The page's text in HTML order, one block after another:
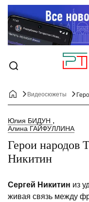
Видеосюжеты
Юлия БИДУН
Алина ГАЙФУЛЛИНА
Герои народов
Никитин
Сергей Никитин из
живая связь между